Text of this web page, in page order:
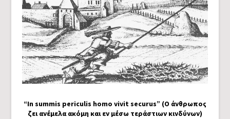
“In summis periculis homo vivit securus” (Ο άνθρωπος
ζει ανέμελα ακόμη και εν μέσω τεράστιων κινδύνων)